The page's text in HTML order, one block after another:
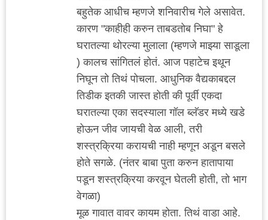
बहुतेक आधीच म्हणजे शनिवारीच गेले असावेत.
कारण "काहीही करुन ताबडतोब निघा" हे
घरातल्या थोरल्या मुलाला (म्हणजे माझ्या साडूला
) कालच सांगितलं होतं. आज पहाटेच इथून
निघून तो तिथं पोचला. आधुनिक वैद्यकाबद्दल
तिडीक इतकी जास्त होती की पूर्वी एकदा
घरातल्या एका सदस्याला गॉल ब्लॅडर मध्ये खडे
होऊन जीव जायची वेळ आली, तरी
शस्त्रक्रिया करायची नाही म्हणून अडून बसले
होते सगळे. (नंतर बाबा पुता करुन हातापाया
पडून शस्त्रक्रिया करवून घेतली होती, तो भाग
वेगळा)
मूळ गावात वावर कायम होता. तिथं वाडा आहे.